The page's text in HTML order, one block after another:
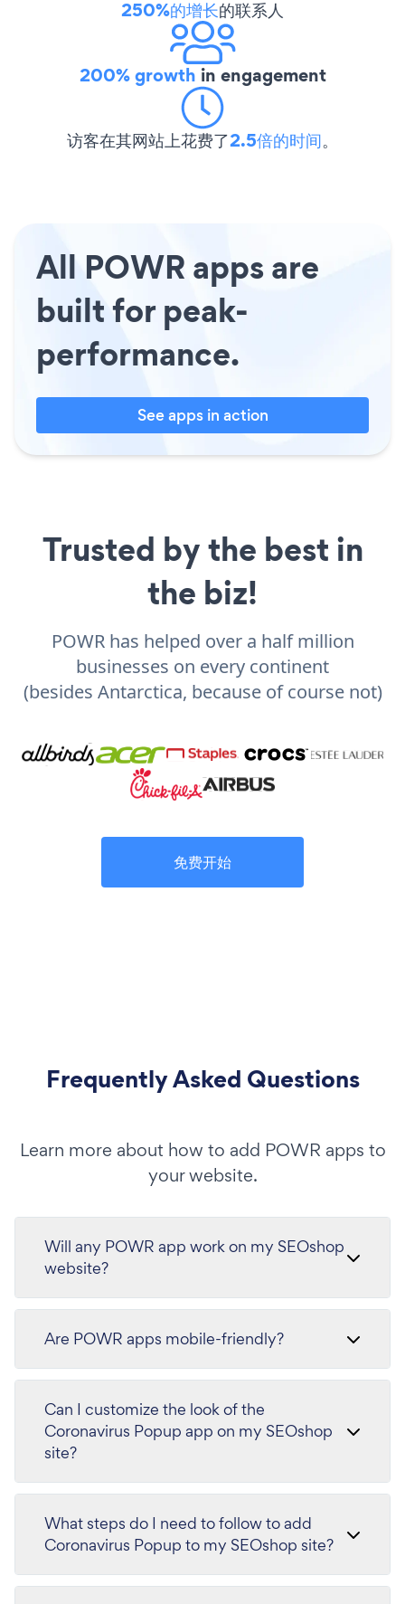
250%的增长的联系人
200% growth in engagement
访客在其网站上花费了2.5倍的时间。
All POWR apps are
built for peak-
performance.
See apps in action
Trusted by the best in
the biz!
POWR has helped over a half million
businesses on every continent
(besides Antarctica, because of course not)
免费开始
Frequently Asked Questions
Learn more about how to add POWR apps to
your website.
Will any POWR app work on my SEOshop
website?
Are POWR apps mobile-friendly?
Can I customize the look of the
Coronavirus Popup app on my SEOshop
site?
What steps do I need to follow to add
Coronavirus Popup to my SEOshop site?